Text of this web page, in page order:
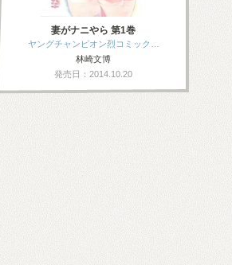
妻がナニやら 第1巻
ヤングチャンピオン烈コミック…
林崎文博
発売日：2014.10.20